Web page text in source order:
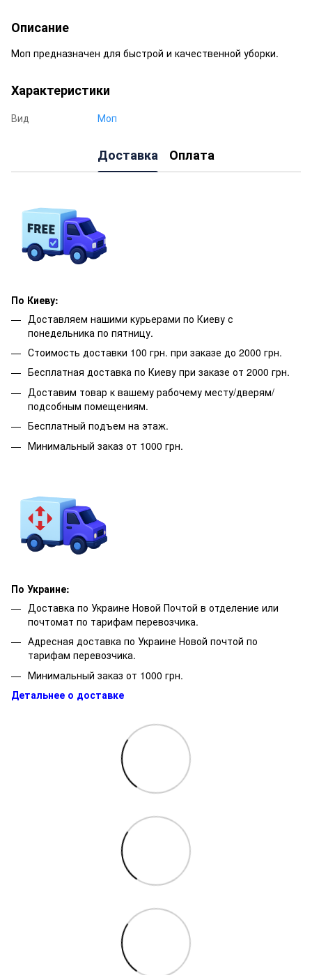
Описание
Моп предназначен для быстрой и качественной уборки.
Характеристики
Вид Моп
Доставка Оплата
По Киеву:
Доставляем нашими курьерами по Киеву с
понедельника по пятницу.
Стоимость доставки 100 грн. при заказе до 2000 грн.
Бесплатная доставка по Киеву при заказе от 2000 грн.
Доставим товар к вашему рабочему месту/дверям/
подсобным помещениям.
Бесплатный подъем на этаж.
Минимальный заказ от 1000 грн.
По Украине:
Доставка по Украине Новой Почтой в отделение или
почтомат по тарифам перевозчика.
Адресная доставка по Украине Новой почтой по
тарифам перевозчика.
Минимальный заказ от 1000 грн.
Детальнее о доставке